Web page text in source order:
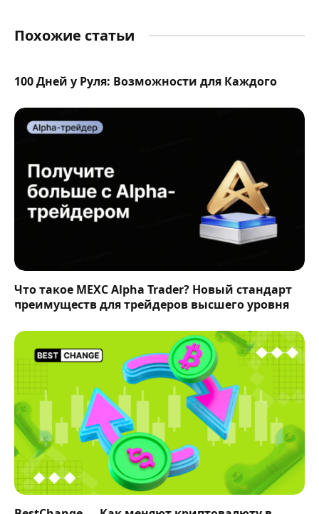
Похожие статьи
100 Дней у Руля: Возможности для Каждого
Что такое MEXC Alpha Trader? Новый стандарт
преимуществ для трейдеров высшего уровня